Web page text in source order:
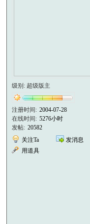
级别: 超级版主
注册时间: 2004-07-28
在线时间: 5276小时
发帖: 20582
关注Ta
发消息
用道具